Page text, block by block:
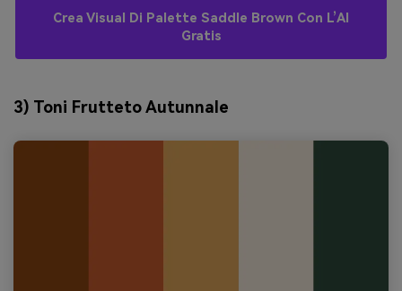
Crea Visual Di Palette Saddle Brown Con L’AI
Gratis
3) Toni Frutteto Autunnale